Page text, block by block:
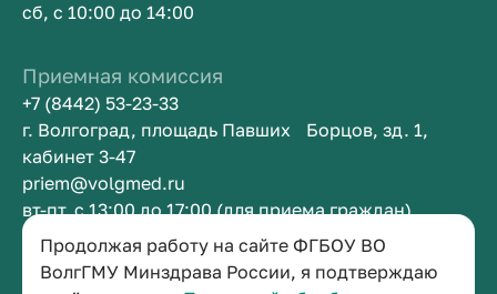
Продолжая работу на сайте ФГБОУ ВО
ВолгГМУ Минздрава России, я подтверждаю
сб, с 10:00 до 14:00
Приемная комиссия
+7 (8442) 53-23-33
г. Волгоград, площадь Павших Борцов, зд. 1,
кабинет 3-47
priem@volgmed.ru
вт-пт, с 13:00 до 17:00 (для приема граждан)
Приемная ректора